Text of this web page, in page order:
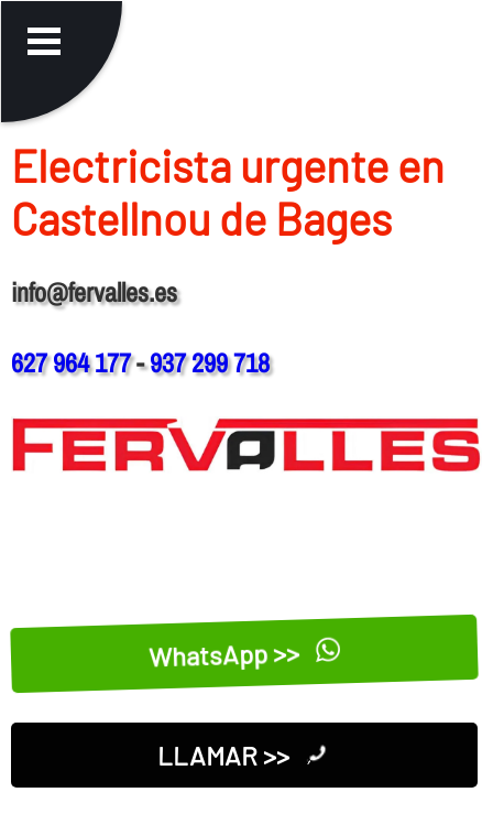
Electricista urgente en
Castellnou de Bages
info@fervalles.es
627 964 177-937 299 718
WhatsApp >>
LLAMAR >>